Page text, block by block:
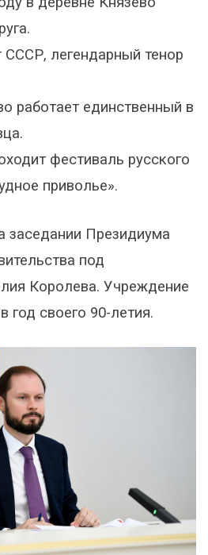
СССР, легендарный тенор
работает единственный в
фестиваль русского
приволье».
заседании Президиума
под
Королева. Учреждение
год своего 90-летия.